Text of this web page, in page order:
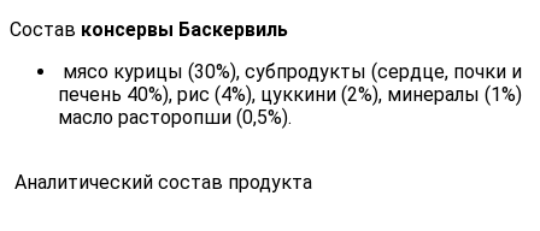
Состав консервы Баскервиль
мясо курицы (30%), субпродукты (сердце, почки и
печень 40%), рис (4%), цуккини (2%), минералы (1%)
масло расторопши (0,5%).
Аналитический состав продукта